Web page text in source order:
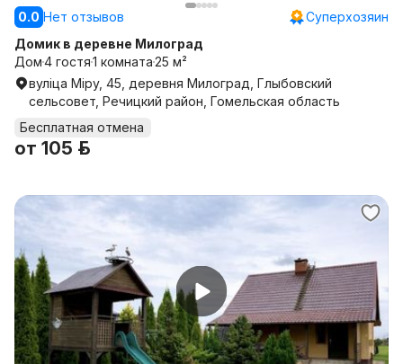
0.0 Нет отзывов
Суперхозяин
Домик в деревне Милоград
Дом4 гостя1 комната25 м²
вуліца Міру, 45, деревня Милоград, Глыбовский
сельсовет, Речицкий район, Гомельская область
Бесплатная отмена
от 105 р.